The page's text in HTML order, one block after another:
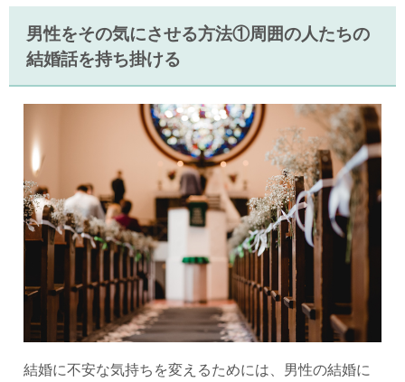
男性をその気にさせる方法①周囲の人たちの
結婚話を持ち掛ける
結婚に不安な気持ちを変えるためには、男性の結婚に